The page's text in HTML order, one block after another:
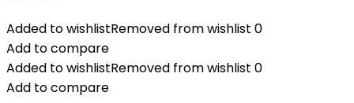
Added to wishlistRemoved from wishlist 0
Add to compare
Added to wishlistRemoved from wishlist 0
Add to compare